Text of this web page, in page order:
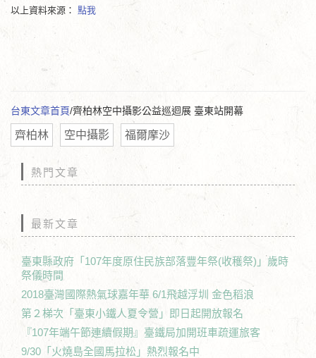
以上資料來源： 點我
台東文章首頁/齊柏林空中攝影公益巡迴展 臺東站開幕
齊柏林 空中攝影 福爾摩沙
熱門文章
最新文章
臺東縣政府「107年度原住民族部落豐年祭(收穫祭)」歲時
祭儀時間
2018臺灣國際熱氣球嘉年華 6/1飛越浮圳 金色稻浪
第２梯次「臺東小鐵人夏令營」即日起開放報名
『107年端午節連續假期』臺鐵局加開班車疏運旅客
9/30「火燒島全國馬拉松」熱烈報名中